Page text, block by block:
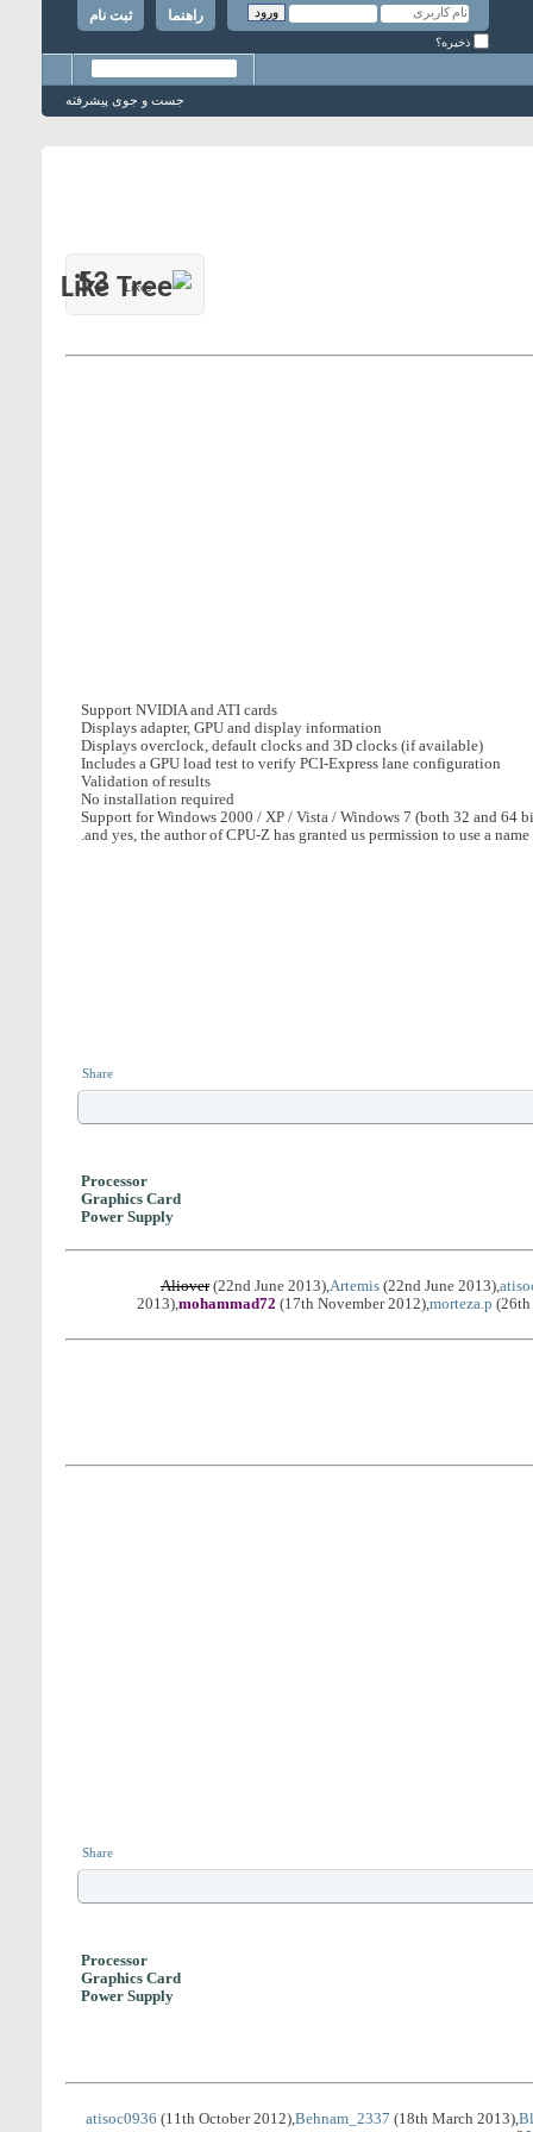
ثبت نام راهنما
ذخیره؟
جست و جوی پیشرفته
53 Likes
Support NVIDIA and ATI cards
Displays adapter, GPU and display information
Displays overclock, default clocks and 3D clocks (if available)
Includes a GPU load test to verify PCI-Express lane configuration
Validation of results
No installation required
Support for Windows 2000 / XP / Vista / Windows 7 (both 32 and 64
Share
Processor
Graphics Card
Power Supply
Aliover(22nd June 2013),Artemis (22nd June 2013),
2013),mohammad72 (17th November 2012),morteza.p (26th
Share
Processor
Graphics Card
Power Supply
atisoc0936 (11th October 2012),Behnam_2337 (18th March 2013),